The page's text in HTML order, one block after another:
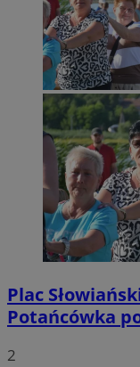
Plac
Potańcówka
2